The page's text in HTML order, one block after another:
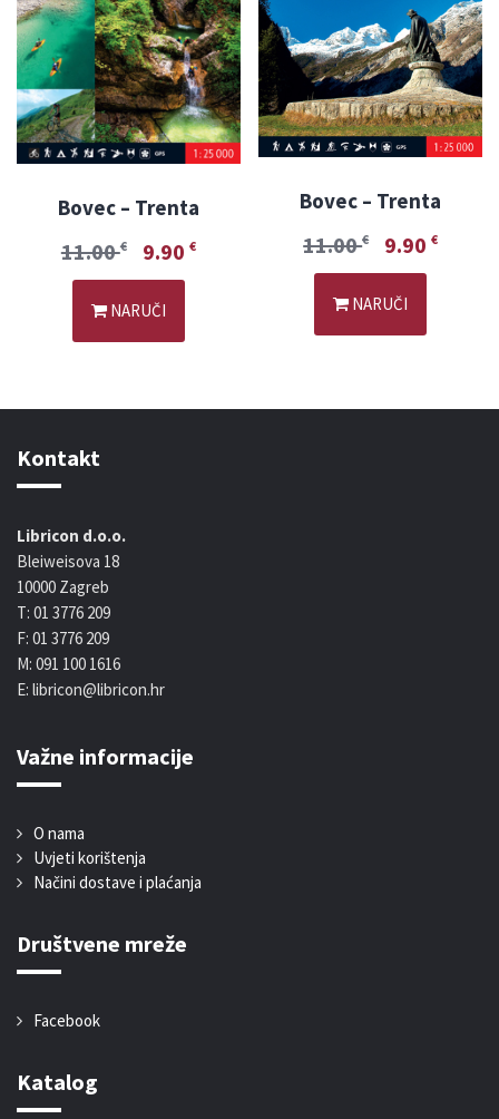
Bovec – Trenta
11.00€ 9.90 €
NARUČI
Bovec – Trenta
11.00€ 9.90€
NARUČI
Kontakt
Libricon d.o.o.
Bleiweisova 18
10000 Zagreb
T: 01 3776 209
F: 01 3776 209
M: 091 100 1616
E: libricon@libricon.hr
Važne informacije
O nama
Uvjeti korištenja
Načini dostave i plaćanja
Društvene mreže
Facebook
Katalog